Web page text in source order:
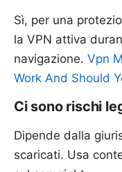
Sì, per una
la VPN attiva
navigazione. Vpn
Work And Should
Ci sono rischi
Dipende dalla
scaricati. Usa